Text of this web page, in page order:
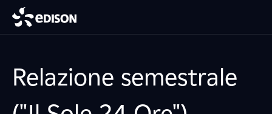
Relazione semestrale